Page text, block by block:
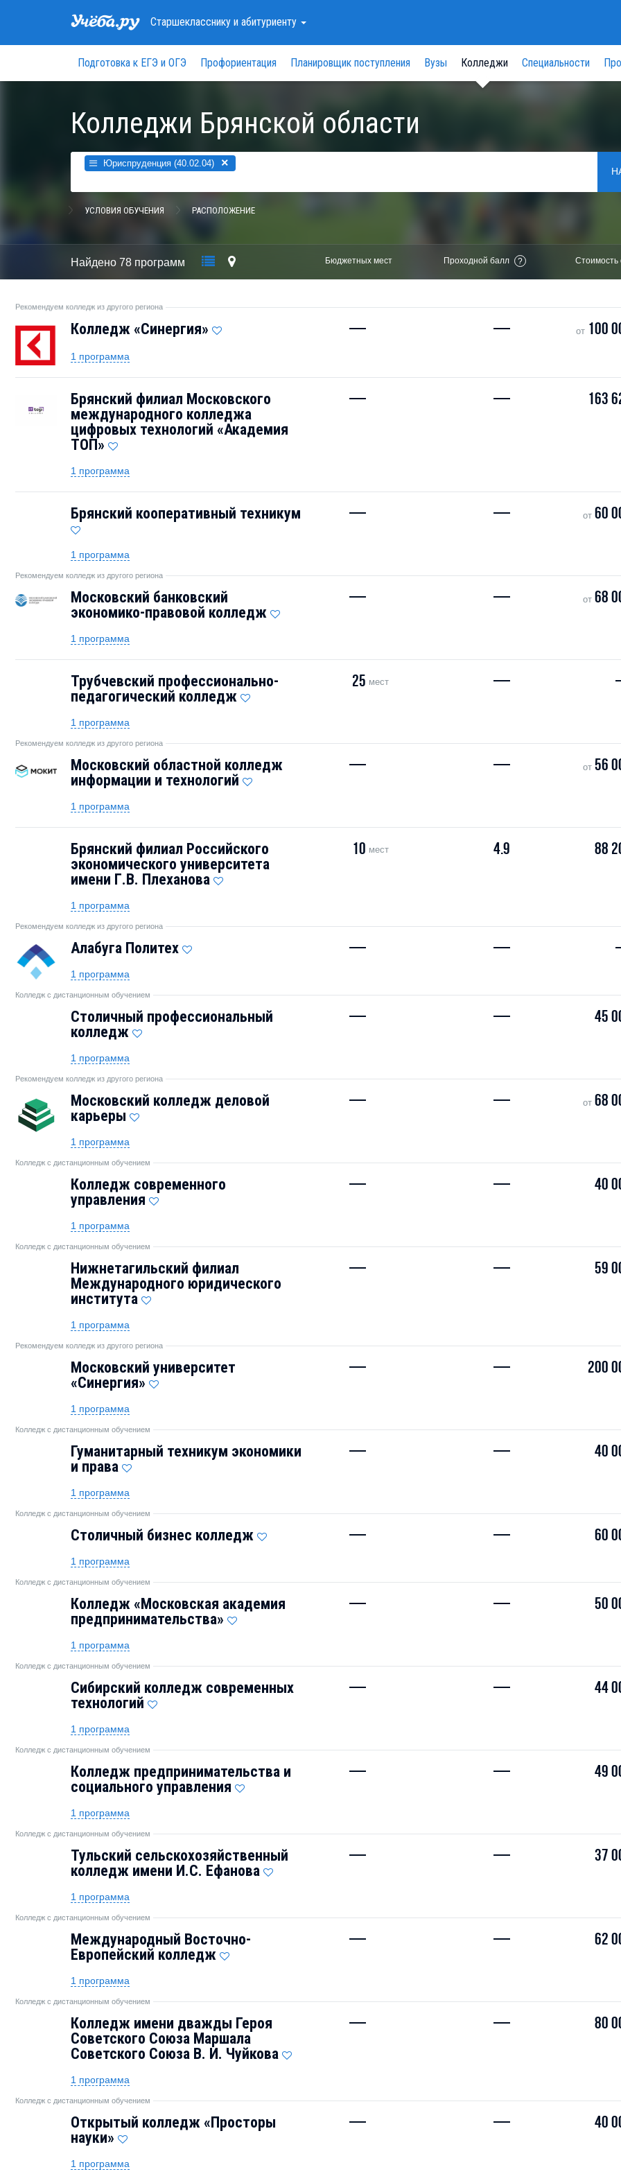
Старшеклассникуи абитуриенту
Подготовка к ЕГЭ и ОГЭ Профориентация Планировщик поступления Вузы Колледжи Специальности
Колледжи Брянской области
Юриспруденция (40.02.04) ×
УСЛОВИЯ ОБУЧЕНИЯ РАСПОЛОЖЕНИЕ
Найдено 78 программ Бюджетных мест Проходной балл ? Стоимость
Рекомендуем колледж из другого региона
Колледж «Синергия» — — от 100
1 программа
Брянский филиал Московского
международного колледжа
цифровых технологий «Академия
TOП»
— — 163
1 программа
Брянский кооперативный техникум — — от 60
1 программа
Рекомендуем колледж из другого региона
Московский банковский
экономико-правовой колледж
— — от 68
1 программа
Трубчевский профессионально-
педагогический колледж
25 мест —
1 программа
Рекомендуем колледж из другого региона
Московский областной колледж
информации и технологий
— — от 56
1 программа
Брянский филиал Российского
экономического университета
имени Г.В. Плеханова
10 мест 4.9 88
1 программа
Рекомендуем колледж из другого региона
Алабуга Политех — —
1 программа
Колледж с дистанционным обучением
Столичный профессиональный
колледж
— — 45
1 программа
Рекомендуем колледж из другого региона
Московский колледж деловой
карьеры
— — от 68
1 программа
Колледж с дистанционным обучением
Колледж современного
управления
— — 40
1 программа
Колледж с дистанционным обучением
Нижнетагильский филиал
Международного юридического
института
— — 59
1 программа
Рекомендуем колледж из другого региона
Московский университет
«Синергия»
— — 200
1 программа
Колледж с дистанционным обучением
Гуманитарный техникум экономики
и права
— — 40
1 программа
Колледж с дистанционным обучением
Столичный бизнес колледж — — 60
1 программа
Колледж с дистанционным обучением
Колледж «Московская академия
предпринимательства»
— — 50
1 программа
Колледж с дистанционным обучением
Сибирский колледж современных
технологий
— — 44
1 программа
Колледж с дистанционным обучением
Колледж предпринимательства и
социального управления
— — 49
1 программа
Колледж с дистанционным обучением
Тульский сельскохозяйственный
колледж имени И.С. Ефанова
— — 37
1 программа
Колледж с дистанционным обучением
Международный Восточно-
Европейский колледж
— — 62
1 программа
Колледж с дистанционным обучением
Колледж имени дважды Героя
Советского Союза Маршала
Советского Союза В. И. Чуйкова
— — 80
1 программа
Колледж с дистанционным обучением
Открытый колледж «Просторы
науки»
— — 40
1 программа